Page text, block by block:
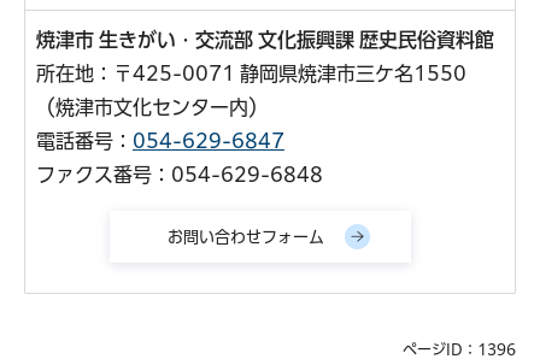
焼津市 生きがい・交流部 文化振興課 歴史民俗資料館
所在地：〒425-0071 静岡県焼津市三ケ名1550
（焼津市文化センター内）
電話番号： 054-629-6847
ファクス番号：054-629-6848
ページID：1396